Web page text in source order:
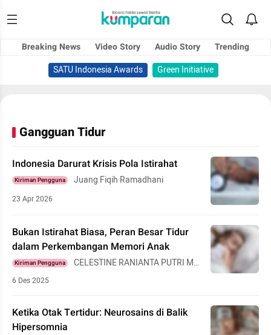
Breaking News Video Story Audio Story
Trending
SATU Indonesia Awards
Green Initiative
Gangguan Tidur
Indonesia Darurat Krisis Pola Istirahat
Kiriman Pengguna Juang Fiqih Ramadhani
23 Apr 2026
Bukan Istirahat Biasa, Peran Besar Tidur
dalam Perkembangan Memori Anak
Kiriman Pengguna
CELESTINE RANIANTA PUTRI MA
6 Des 2025
Ketika Otak Tertidur: Neurosains di Balik
Hipersomnia